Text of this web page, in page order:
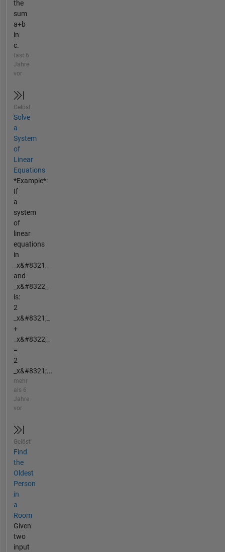
the
sum
a+b
in
c.
fast 6
Jahre
vor
Gelöst
Solve
a
System
of
Linear
Equations
*Example*:
If
a
system
of
linear
equations
in
_x&#8321_
and
_x&#8322_
is:
2
_x&#8321;_
+
_x&#8322;_
=
2
_x&#8321;...
mehr
als 6
Jahre
vor
Gelöst
Find
the
Oldest
Person
in
a
Room
Given
two
input